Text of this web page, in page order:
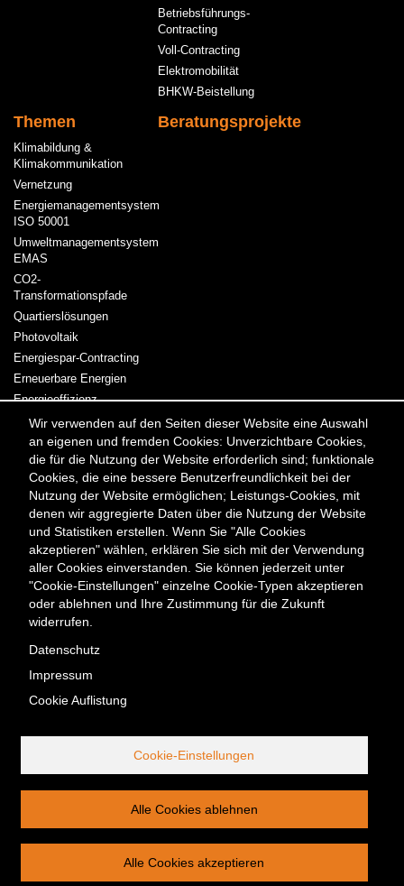
Wir verwenden auf den Seiten dieser Website eine Auswahl
an eigenen und fremden Cookies: Unverzichtbare Cookies,
die für die Nutzung der Website erforderlich sind; funktionale
Cookies, die eine bessere Benutzerfreundlichkeit bei der
Nutzung der Website ermöglichen; Leistungs-Cookies, mit
denen wir aggregierte Daten über die Nutzung der Website
und Statistiken erstellen. Wenn Sie "Alle Cookies
akzeptieren" wählen, erklären Sie sich mit der Verwendung
aller Cookies einverstanden. Sie können jederzeit unter
"Cookie-Einstellungen" einzelne Cookie-Typen akzeptieren
oder ablehnen und Ihre Zustimmung für die Zukunft
widerrufen.
Datenschutz
Impressum
Cookie Auflistung
Cookie-Einstellungen
Alle Cookies ablehnen
Alle Cookies akzeptieren
Betriebsführungs-
Contracting
Voll-Contracting
Elektromobilität
BHKW-Beistellung
Themen
Klimabildung &
Klimakommunikation
Vernetzung
Energiemanagementsystem
ISO 50001
Umweltmanagementsystem
EMAS
CO2-
Transformationspfade
Quartierslösungen
Photovoltaik
Energiespar-Contracting
Erneuerbare Energien
Energieeffizienz
Kraft-Wärme-Kopplung
Beratungsprojekte
Strom & Wärme
Meta
Menü
Kontakt Presse & Medien Karriere
Veranstaltungen
Newsletter
Kontakt
Berliner Energieagentur GmbH
Fasanenstraße 85
10623 Berlin
office@berliner-e-agentur.de
Telefonische Erreichbarkeit:
Service-Nummer außerhalb
unserer Öffnungszeiten: